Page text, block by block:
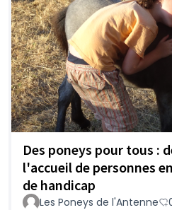
Des poneys pour tous :
l'accueil de personnes
de handicap
Les Poneys de l'Antenne